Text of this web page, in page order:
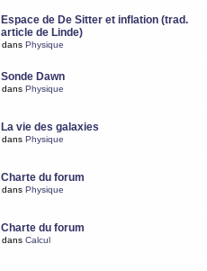
Espace de De Sitter et inflation (trad.
article de Linde)
dans Physique
Sonde Dawn
dans Physique
La vie des galaxies
dans Physique
Charte du forum
dans Physique
Charte du forum
dans Calcul